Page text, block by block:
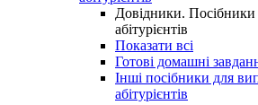
Довідники. Посібники
абітурієнтів
Показати всі
Готові домашні
Інші посібники для
абітурієнтів